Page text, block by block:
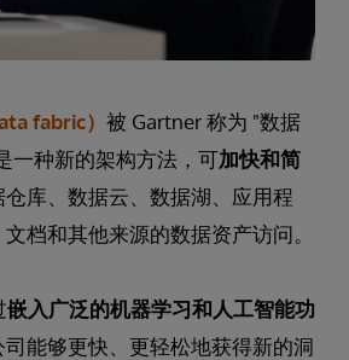
fabric） 被 Gartner 称为 "数据
一种新的架构方法，可加快和简
库、数据云、数据湖、应用程
档和其他来源的数据资产访问。
嵌入广泛的机器学习和人工智能功
司能够更快、更轻松地获得新的洞